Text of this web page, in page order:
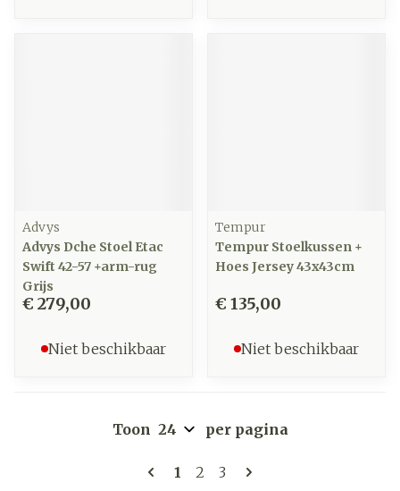
Advys
Advys Dche Stoel Etac
Swift 42-57 +arm-rug
Grijs
€ 279,00
Niet beschikbaar
Tempur
Tempur Stoelkussen +
Hoes Jersey 43x43cm
€ 135,00
Niet beschikbaar
Pagina's
U lees momenteel pagina
1 Pagina
2 Pagina
3
Toon per pagina